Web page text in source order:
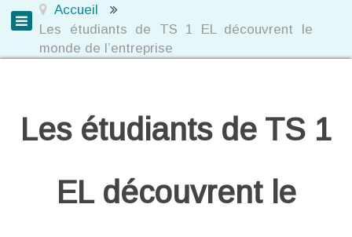
Accueil
Les étudiants de TS 1 EL découvrent le
monde de l’entreprise
Les étudiants de TS 1
EL découvrent le